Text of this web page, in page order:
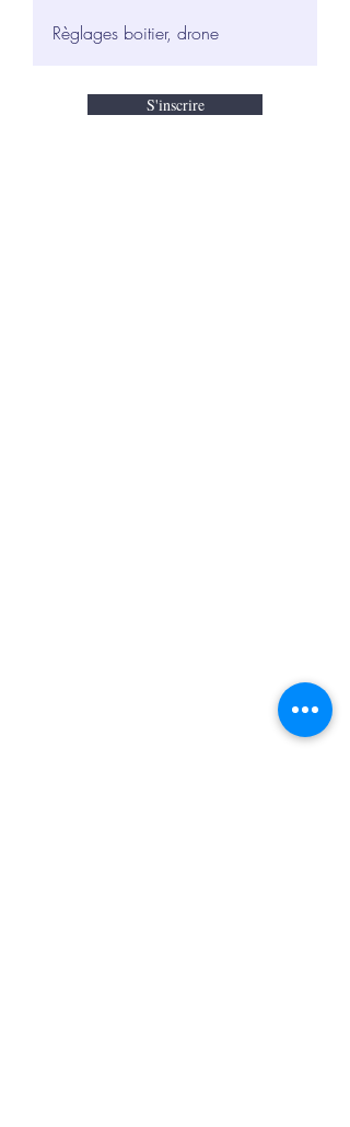
S'inscrire